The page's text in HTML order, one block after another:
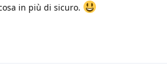
in più di sicuro.